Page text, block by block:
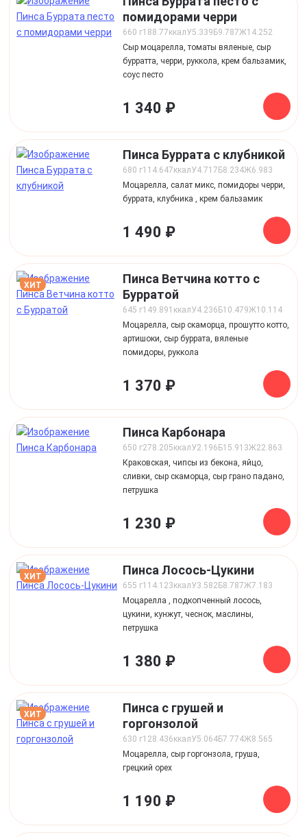
помидорами черри
660 г ккал
188.77 У5.339 Б9.787Ж14.252
Сыр моцарелла, томаты вяленые, сыр
бурратта, черри, руккола, крем бальзамик,
соус песто
1 340 ₽
Пинса Буррата с клубникой
680 г ккал
114.647 У4.717 Б8.234Ж6.983
Моцарелла, салат микс, помидоры черри,
буррата, клубника , крем бальзамик
1 490 ₽
ХИТ
Пинса Ветчина котто с
Бурратой
645 г ккал
149.891 У4.236 Б10.479Ж10.114
Моцарелла, сыр скаморца, прошутто котто,
артишоки, сыр буррата, вяленые
помидоры, руккола
1 370 ₽
Пинса Карбонара
650 г ккал
278.205 У2.196 Б15.913Ж22.863
Краковская, чипсы из бекона, яйцо,
сливки, сыр скаморца, сыр грано падано,
петрушка
1 230 ₽
ХИТ Пинса Лосось-Цукини
655 г ккал
114.123 У3.582 Б8.787Ж7.183
Моцарелла , подкопченный лосось,
цукини, кунжут, чеснок, маслины,
петрушка
1 380 ₽
ХИТ
Пинса с грушей и
горгонзолой
630 г ккал
128.436 У5.064Б7.774Ж8.565
Моцарелла, сыр горгонзола, груша,
грецкий орех
1 190 ₽